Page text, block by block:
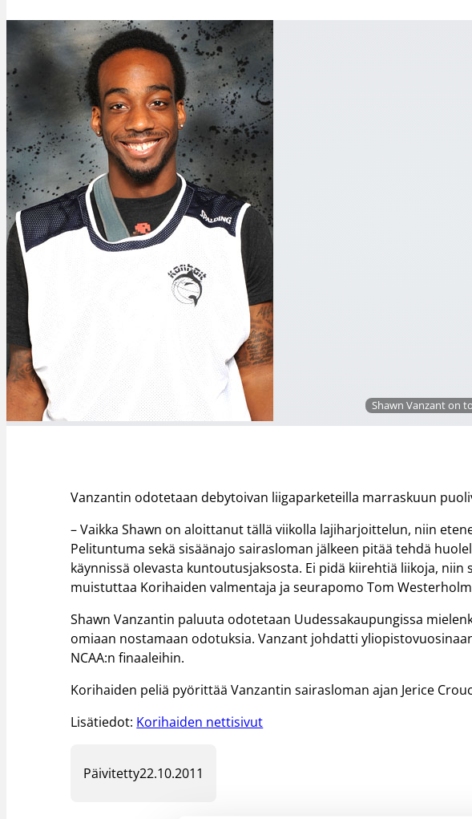
Shawn Vanzant on
Vanzantin odotetaan debytoivan liigaparketeilla marraskuun
– Vaikka Shawn on aloittanut tällä viikolla lajiharjoittelun, niin
Pelituntuma sekä sisäänajo sairasloman jälkeen pitää tehdä
käynnissä olevasta kuntoutusjaksosta. Ei pidä kiirehtiä liikoja,
muistuttaa Korihaiden valmentaja ja seurapomo Tom
Shawn Vanzantin paluuta odotetaan Uudessakaupungissa
omiaan nostamaan odotuksia. Vanzant johdatti
NCAA:n finaaleihin.
Korihaiden peliä pyörittää Vanzantin sairasloman ajan Jerice
Lisätiedot: Korihaiden nettisivut
Päivitetty22.10.2011